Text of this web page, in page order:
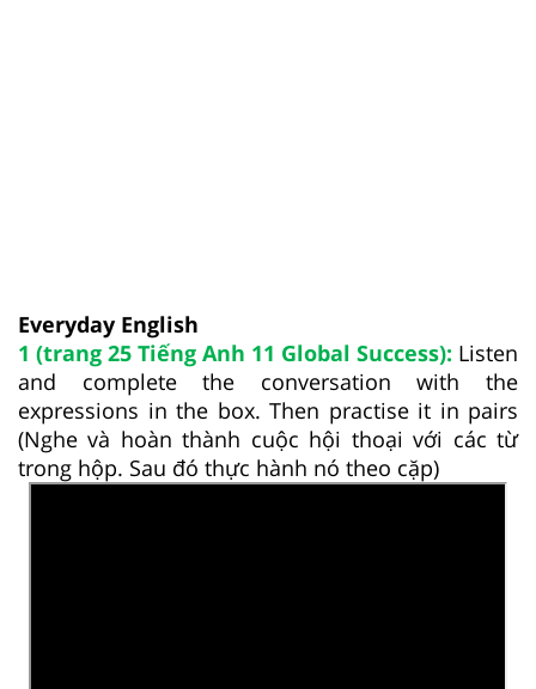
Everyday English
1 (trang 25 Tiếng Anh 11 Global Success): Listen
and complete the conversation with the
expressions in the box. Then practise it in pairs
(Nghe và hoàn thành cuộc hội thoại với các từ
trong hộp. Sau đó thực hành nó theo cặp)